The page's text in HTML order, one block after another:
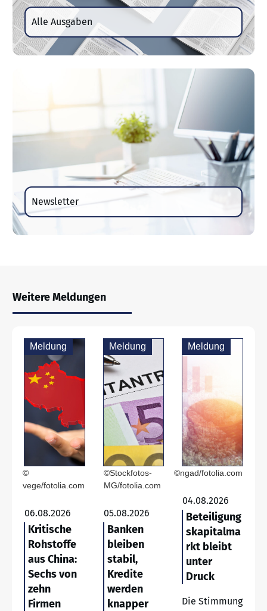
Alle Ausgaben
Newsletter
Weitere Meldungen
Meldung
©
vege/fotolia.com
06.08.2026
Kritische
Rohstoffe
aus China:
Sechs von
zehn
Firmen
Meldung
©Stockfotos-
MG/fotolia.com
05.08.2026
Banken
bleiben
stabil,
Kredite
werden
knapper
Meldung
©ngad/fotolia.com
04.08.2026
Beteiligung
skapitalma
rkt bleibt
unter
Druck
Die Stimmung